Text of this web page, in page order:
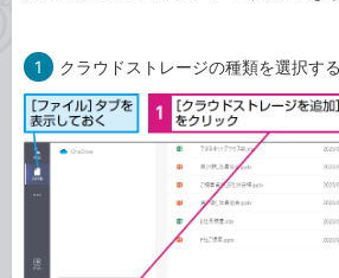
1 クラウドストレージの種類を選択する